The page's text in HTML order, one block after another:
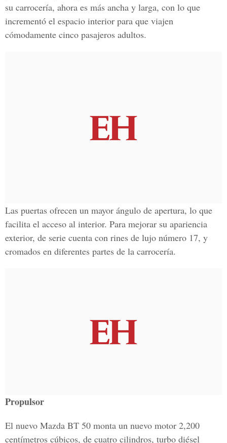
su carrocería, ahora es más ancha y larga, con lo que
incrementó el espacio interior para que viajen
cómodamente cinco pasajeros adultos.
Las puertas ofrecen un mayor ángulo de apertura, lo que
facilita el acceso al interior. Para mejorar su apariencia
exterior, de serie cuenta con rines de lujo número 17, y
cromados en diferentes partes de la carrocería.
Propulsor
El nuevo Mazda BT 50 monta un nuevo motor 2,200
centímetros cúbicos, de cuatro cilindros, turbo diésel